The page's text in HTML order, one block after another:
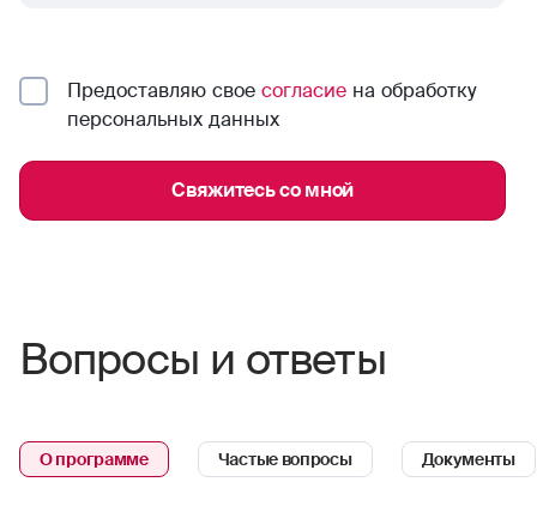
Предоставляю свое согласие на обработку
персональных данных
Свяжитесь со мной
Вопросы и ответы
О программе Частые вопросы Документы